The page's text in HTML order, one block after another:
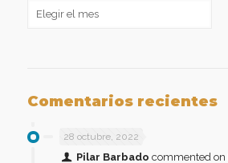
Comentarios recientes
28 octubre, 2022
Pilar Barbado commented on